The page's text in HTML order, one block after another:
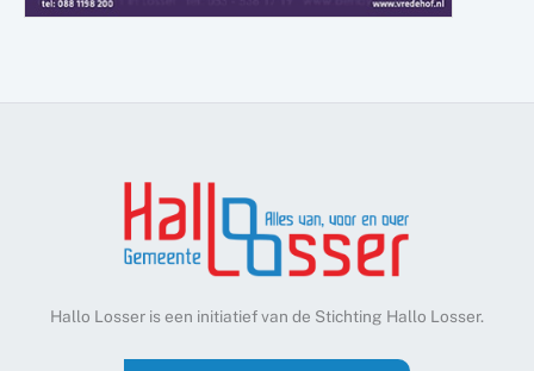
Hallo Losser is een initiatief van de Stichting Hallo Losser.